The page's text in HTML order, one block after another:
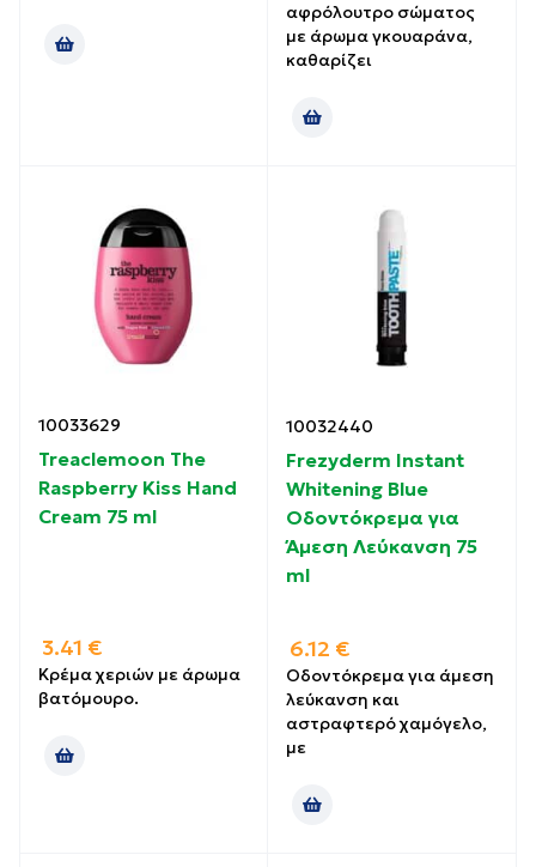
αφρόλουτρο σώματος
με άρωμα γκουαράνα,
καθαρίζει
10033629
Treaclemoon The
Raspberry Kiss Hand
Cream 75 ml
3.41 €
Κρέμα χεριών με άρωμα
βατόμουρο.
10032440
Frezyderm Instant
Whitening Blue
Οδοντόκρεμα για
Άμεση Λεύκανση 75
ml
6.12 €
Οδοντόκρεμα για άμεση
λεύκανση και
αστραφτερό χαμόγελο,
με